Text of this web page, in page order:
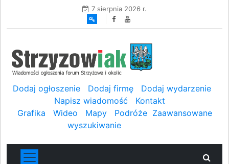
7 sierpnia 2026 r.
Dodaj ogłoszenie Dodaj firmę
Dodaj wydarzenie
Napisz wiadomość
Kontakt
Grafika
Wideo Mapy Podróże Zaawansowane
wyszukiwanie